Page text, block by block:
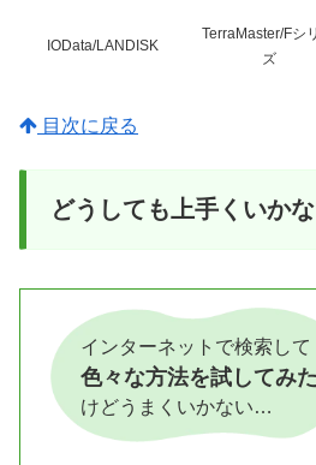
IOData/LANDISK
TerraMaster/Fシ
ズ
目次に戻る
どうしても上手くいか
インターネットで検索して
色々な方法を試してみた
けどうまくいかない…